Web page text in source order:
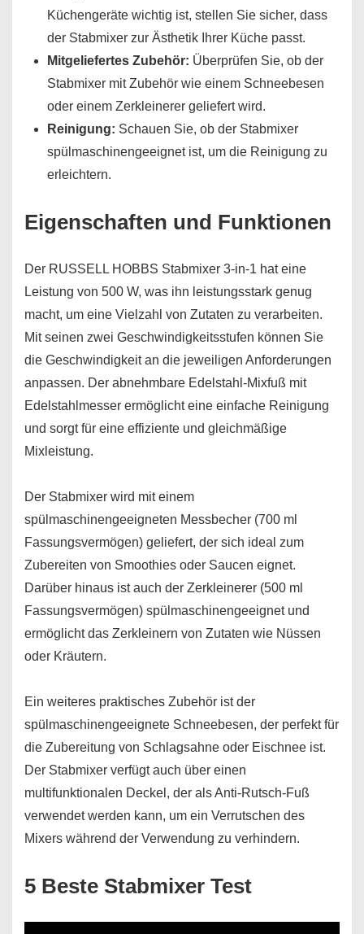
Küchengeräte wichtig ist, stellen Sie sicher, dass
der Stabmixer zur Ästhetik Ihrer Küche passt.
Mitgeliefertes Zubehör: Überprüfen Sie, ob der
Stabmixer mit Zubehör wie einem Schneebesen
oder einem Zerkleinerer geliefert wird.
Reinigung: Schauen Sie, ob der Stabmixer
spülmaschinengeeignet ist, um die Reinigung zu
erleichtern.
Eigenschaften und Funktionen
Der RUSSELL HOBBS Stabmixer 3-in-1 hat eine
Leistung von 500 W, was ihn leistungsstark genug
macht, um eine Vielzahl von Zutaten zu verarbeiten.
Mit seinen zwei Geschwindigkeitsstufen können Sie
die Geschwindigkeit an die jeweiligen Anforderungen
anpassen. Der abnehmbare Edelstahl-Mixfuß mit
Edelstahlmesser ermöglicht eine einfache Reinigung
und sorgt für eine effiziente und gleichmäßige
Mixleistung.
Der Stabmixer wird mit einem
spülmaschinengeeigneten Messbecher (700 ml
Fassungsvermögen) geliefert, der sich ideal zum
Zubereiten von Smoothies oder Saucen eignet.
Darüber hinaus ist auch der Zerkleinerer (500 ml
Fassungsvermögen) spülmaschinengeeignet und
ermöglicht das Zerkleinern von Zutaten wie Nüssen
oder Kräutern.
Ein weiteres praktisches Zubehör ist der
spülmaschinengeeignete Schneebesen, der perfekt für
die Zubereitung von Schlagsahne oder Eischnee ist.
Der Stabmixer verfügt auch über einen
multifunktionalen Deckel, der als Anti-Rutsch-Fuß
verwendet werden kann, um ein Verrutschen des
Mixers während der Verwendung zu verhindern.
5 Beste Stabmixer Test